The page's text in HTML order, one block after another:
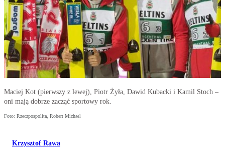
Maciej Kot (pierwszy z lewej), Piotr Żyła, Dawid Kubacki i Kamil Stoch –
oni mają dobrze zacząć sportowy rok.
Foto: Rzeczpospolita, Robert Michael
Krzysztof Rawa